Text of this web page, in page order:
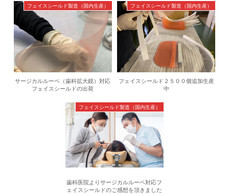
フェイスシールド製造（国内生産）
サージカルルーペ（歯科拡大鏡）対応
フェイスシールドの出荷
フェイスシールド製造（国内生産）
フェイスシールド２５００個追加生産
中
フェイスシールド製造（国内生産）
歯科医院よりサージカルルーペ対応フ
ェイスシールドのご感想を頂きました